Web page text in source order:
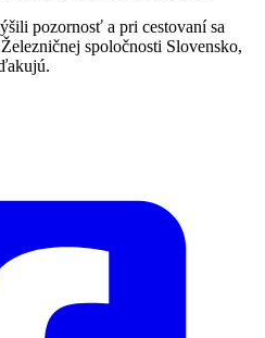
pozornosť a pri cestovaní sa
spoločnosti Slovensko,